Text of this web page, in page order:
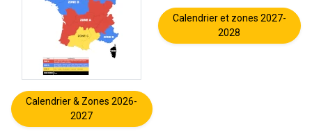
Calendrier & Zones 2026-
2027
Calendrier et zones 2027-
2028